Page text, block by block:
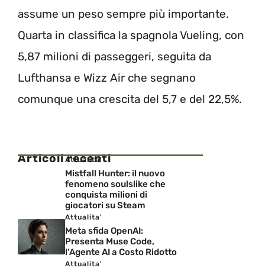
assume un peso sempre più importante.
Quarta in classifica la spagnola Vueling, con
5,87 milioni di passeggeri, seguita da
Lufthansa e Wizz Air che segnano
comunque una crescita del 5,7 e del 22,5%.
Articoli recenti
Attualita'
Mistfall Hunter: il nuovo
fenomeno soulslike che
conquista milioni di
giocatori su Steam
Attualita'
Meta sfida OpenAI:
Presenta Muse Code,
l’Agente AI a Costo Ridotto
Attualita'